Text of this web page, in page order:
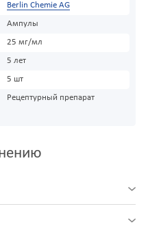
Berlin Chemie AG
Ампулы
25 мг/мл
5 лет
5 шт
Рецептурный препарат